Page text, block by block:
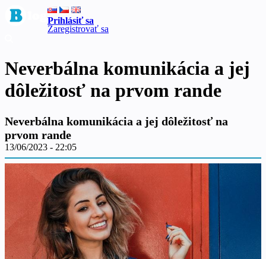
Prihlásiť sa
Zaregistrovať sa
Neverbálna komunikácia a jej
dôležitosť na prvom rande
Neverbálna komunikácia a jej dôležitosť na
prvom rande
13/06/2023 - 22:05